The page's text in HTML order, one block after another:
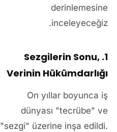
derinlemesine
inceleyeceğiz.
1. Sezgilerin Sonu,
Verinin Hükümdarlığı
On yıllar boyunca iş
dünyası "tecrübe" ve
"sezgi" üzerine inşa edildi.